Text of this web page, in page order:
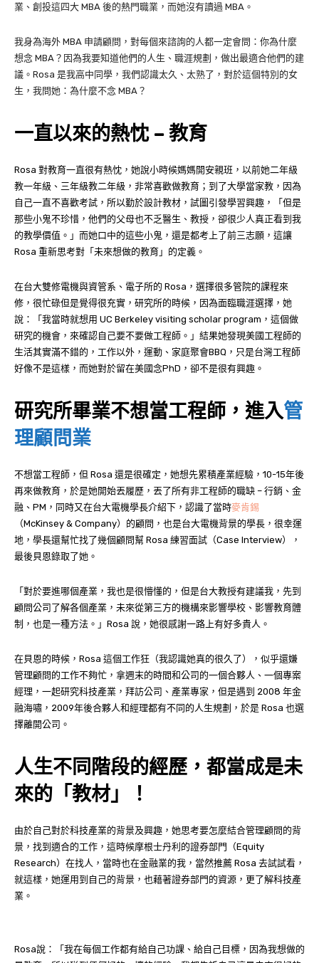
業、創投這四大 MBA 後的熱門職業，而她沒有讀過 MBA。
我身為海外 MBA 申請顧問，對每個來諮詢的人都一定會問：你為什麼
想念 MBA？因為我要知道他們的人生、職涯規劃，做出最適合他們的建
議。Rosa 是我高中同學，我們認識太久、太熟了，對於這個特別的女
生，我問她：為什麼不念 MBA？
一直以來的熱忱 – 教育
Rosa 對教育一直很有熱忱，她說小時候媽媽開安親班，以前她二年級
教一年級、三年級教二年級，非常喜歡做教育；到了大學當家教，因為
自己一直不喜歡考試，所以勤於設計教材，試圖引發學習興趣，「但是
那些小鬼不珍惜，他們的父母也不乏醫生、教授，卻很少人真正看到我
的教學價值。」而她口中的這些小鬼，還是都考上了前三志願，這讓
Rosa 重新思考對「未來想做的教育」的定義。
在台大雙修電機與資管系、電子所的 Rosa，選擇很多管院的課程來
修，很忙碌但是覺得很充實，研究所的時候，因為面臨職涯選擇，她
說：「我當時就想用 UC Berkeley visiting scholar program，這個做
研究的機會，來確認自己要不要做工程師。」結果她發現美國工程師的
生活其實滿不錯的，工作以外，運動、家庭聚會BBQ，只是台灣工程師
好像不是這樣，而她對於留在美國念PhD，卻不是很有興趣。
研究所畢業不想當工程師，進入管
理顧問業
不想當工程師，但 Rosa 還是很確定，她想先累積產業經驗，10-15年後
再來做教育，於是她開始丟履歷，丟了所有非工程師的職缺 – 行銷、金
融、PM，同時又在台大電機學長介紹下，認識了當時麥肯錫
（McKinsey & Company）的顧問，也是台大電機背景的學長，很幸運
地，學長還幫忙找了幾個顧問幫 Rosa 練習面試（Case Interview），
最後貝恩錄取了她。
「對於要進哪個產業，我也是很懵懂的，但是台大教授有建議我，先到
顧問公司了解各個產業，未來從第三方的機構來影響學校、影響教育體
制，也是一種方法。」Rosa 說，她很感謝一路上有好多貴人。
在貝恩的時候，Rosa 這個工作狂（我認識她真的很久了），似乎還嫌
管理顧問的工作不夠忙，拿週末的時間和公司的一個合夥人、一個專案
經理，一起研究科技產業，拜訪公司、產業專家，但是遇到 2008 年金
融海嘯，2009年後合夥人和經理都有不同的人生規劃，於是 Rosa 也選
擇離開公司。
人生不同階段的經歷，都當成是未
來的「教材」！
由於自己對於科技產業的背景及興趣，她思考要怎麼結合管理顧問的背
景，找到適合的工作，這時候摩根士丹利的證券部門（Equity
Research）在找人，當時也在金融業的我，當然推薦 Rosa 去試試看，
就這樣，她運用到自己的背景，也藉著證券部門的資源，更了解科技產
業。
Rosa說：「我在每個工作都有給自己功課、給自己目標，因為我想做的